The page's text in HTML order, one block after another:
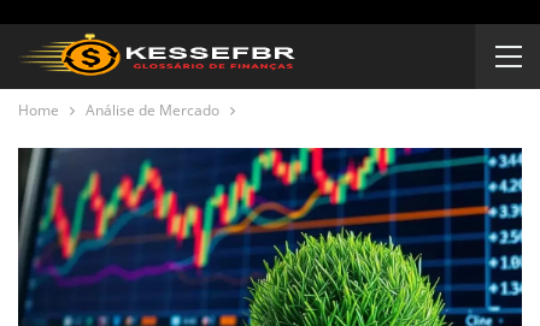
Home Análise de Mercado